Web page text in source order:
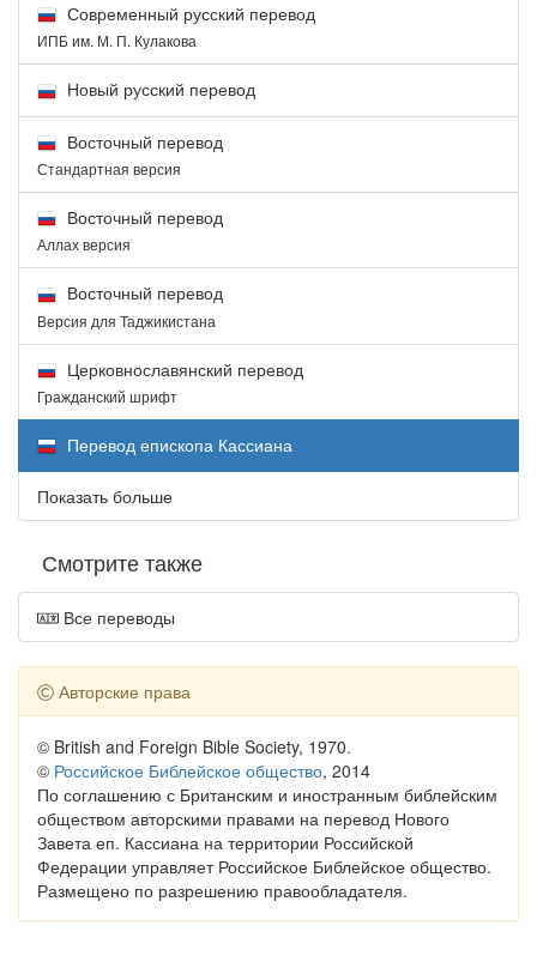
Современный русский перевод
ИПБ им. М. П. Кулакова
Новый русский перевод
Восточный перевод
Стандартная версия
Восточный перевод
Аллах версия
Восточный перевод
Версия для Таджикистана
Церковнославянский перевод
Гражданский шрифт
Перевод епископа Кассиана
Показать больше
Смотрите также
Все переводы
Авторские права
© British and Foreign Bible Society, 1970.
© Российское Библейское общество, 2014
По соглашению с Британским и иностранным библейским
обществом авторскими правами на перевод Нового
Завета еп. Кассиана на территории Российской
Федерации управляет Российское Библейское общество.
Размещено по разрешению правообладателя.